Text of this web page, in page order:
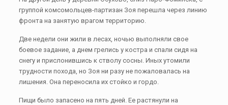
группой комсомольцев-партизан Зоя перешла через линию
фронта на занятую врагом территорию.
Две недели они жили в лесах, ночью выполняли свое
боевое задание, а днем грелись у костра и спали сидя на
снегу и прислонившись к стволу сосны. Иных утомили
трудности похода, но Зоя ни разу не пожаловалась на
лишения. Она переносила их стойко и гордо.
Пищи было запасено на пять дней. Ее растянули на